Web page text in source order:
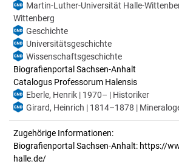
Martin-Luther-Universität Halle-
Wittenberg
Geschichte
Universitätsgeschichte
Wissenschaftsgeschichte
Biografienportal Sachsen-Anhalt
Catalogus Professorum Halensis
Eberle, Henrik | 1970– | Historiker
Girard, Heinrich | 1814–1878 |
Zugehörige Informationen:
Biografienportal Sachsen-Anhalt: https://
halle.de/